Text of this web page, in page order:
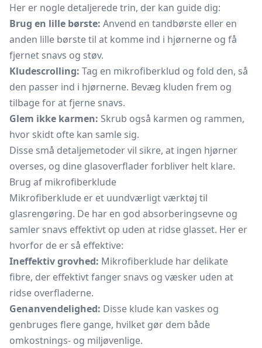
Her er nogle detaljerede trin, der kan guide dig:
Brug en lille børste: Anvend en tandbørste eller en
anden lille børste til at komme ind i hjørnerne og få
fjernet snavs og støv.
Kludescrolling: Tag en mikrofiberklud og fold den, så
den passer ind i hjørnerne. Bevæg kluden frem og
tilbage for at fjerne snavs.
Glem ikke karmen: Skrub også karmen og rammen,
hvor skidt ofte kan samle sig.
Disse små detaljemetoder vil sikre, at ingen hjørner
overses, og dine glasoverflader forbliver helt klare.
Brug af mikrofiberklude
Mikrofiberklude er et uundværligt værktøj til
glasrengøring. De har en god absorberingsevne og
samler snavs effektivt op uden at ridse glasset. Her er
hvorfor de er så effektive:
Ineffektiv grovhed: Mikrofiberklude har delikate
fibre, der effektivt fanger snavs og væsker uden at
ridse overfladerne.
Genanvendelighed: Disse klude kan vaskes og
genbruges flere gange, hvilket gør dem både
omkostnings- og miljøvenlige.